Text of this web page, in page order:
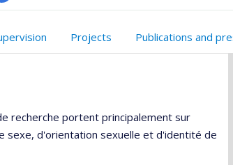
Projects Publications and
recherche portent principalement sur
sexe, d'orientation sexuelle et d'identité de